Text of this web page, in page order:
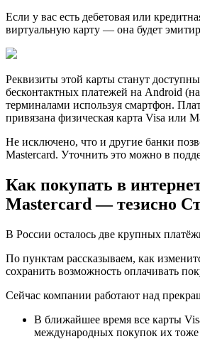
Если у вас есть дебетовая или
виртуальную карту — она будет
Реквизиты этой карты станут
бесконтактных платежей на Android
терминалами используя смартфон.
привязана физическая карта Visa или
Не исключено, что и другие банки
Mastercard. Уточнить это можно в
Как покупать в
Mastercard — тезисно
В России осталось две крупных
По пунктам рассказываем, как
сохранить возможность оплачивать
Сейчас компании работают над
В ближайшее время все карты
международных покупок их тоже